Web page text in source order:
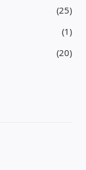
(25)
(1)
(20)